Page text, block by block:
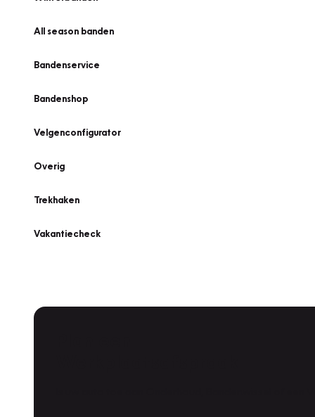
All season banden
Bandenservice
Bandenshop
Velgenconfigurator
Overig
Trekhaken
Vakantiecheck